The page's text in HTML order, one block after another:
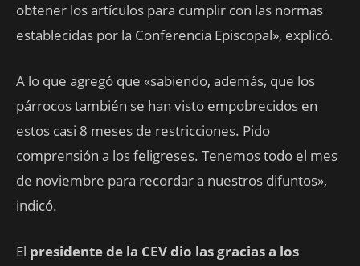
obtener los artículos para cumplir con las normas
establecidas por la Conferencia Episcopal», explicó.
A lo que agregó que «sabiendo, además, que los
párrocos también se han visto empobrecidos en
estos casi 8 meses de restricciones. Pido
comprensión a los feligreses. Tenemos todo el mes
de noviembre para recordar a nuestros difuntos»,
indicó.
El presidente de la CEV dio las gracias a los